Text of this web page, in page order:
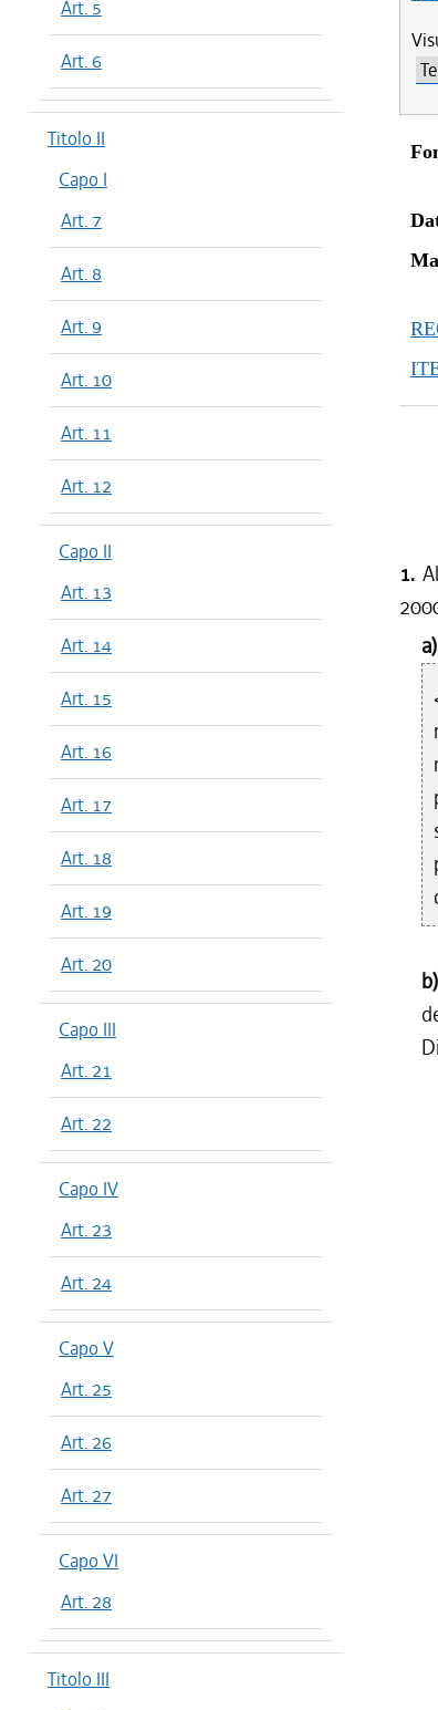
Art. 5
Art. 6
Titolo II
Capo I
Art. 7
Art. 8
Art. 9
Art. 10
Art. 11
Art. 12
Capo II
Art. 13
Art. 14
Art. 15
Art. 16
Art. 17
Art. 18
Art. 19
Art. 20
Capo III
Art. 21
Art. 22
Capo IV
Art. 23
Art. 24
Capo V
Art. 25
Art. 26
Art. 27
Capo VI
Art. 28
Titolo III
1.
a)